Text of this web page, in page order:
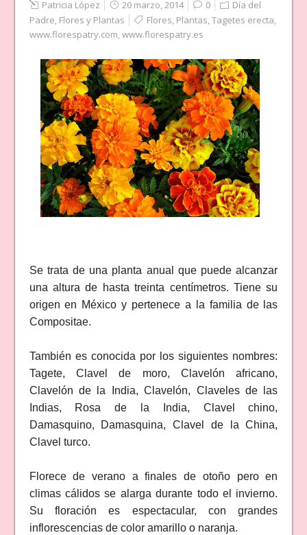
Patricia López 20 marzo, 2014 0
Día del
Padre, Flores y Plantas Flores, Plantas,Tagetes erecta,
www.florespatry.com,www.florespatry.es
Se trata de una planta anual que puede alcanzar
una altura de hasta treinta centímetros. Tiene su
origen en México y pertenece a la familia de las
Compositae.
También es conocida por los siguientes nombres:
Tagete, Clavel de moro, Clavelón africano,
Clavelón de la India, Clavelón, Claveles de las
Indias, Rosa de la India, Clavel chino,
Damasquino, Damasquina, Clavel de la China,
Clavel turco.
Florece de verano a finales de otoño pero en
climas cálidos se alarga durante todo el invierno.
Su floración es espectacular, con grandes
inflorescencias de color amarillo o naranja.